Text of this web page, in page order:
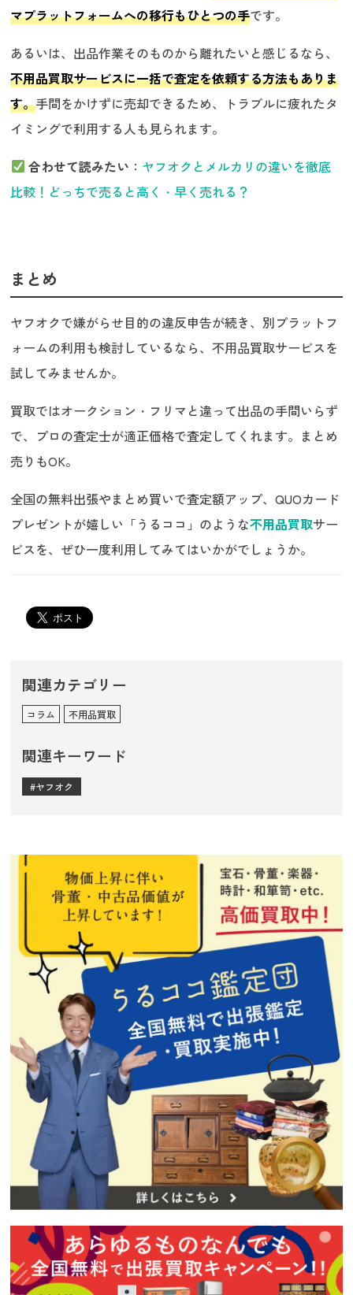
マプラットフォームへの移行もひとつの手です。
あるいは、出品作業そのものから離れたいと感じるなら、
不用品買取サービスに一括で査定を依頼する方法もありま
す。手間をかけずに売却できるため、トラブルに疲れたタ
イミングで利用する人も見られます。
合わせて読みたい ： ヤフオクとメルカリの違いを徹底
比較！どっちで売ると高く・早く売れる？
まとめ
ヤフオクで嫌がらせ目的の違反申告が続き、別プラットフ
ォームの利用も検討しているなら、不用品買取サービスを
試してみませんか。
買取ではオークション・フリマと違って出品の手間いらず
で、プロの査定士が適正価格で査定してくれます。まとめ
売りもOK。
全国の無料出張やまとめ買いで査定額アップ、QUOカード
プレゼントが嬉しい「うるココ」のような不用品買取サー
ビスを、ぜひ一度利用してみてはいかがでしょうか。
関連カテゴリー
コラム 不用品買取
関連キーワード
ヤフオク